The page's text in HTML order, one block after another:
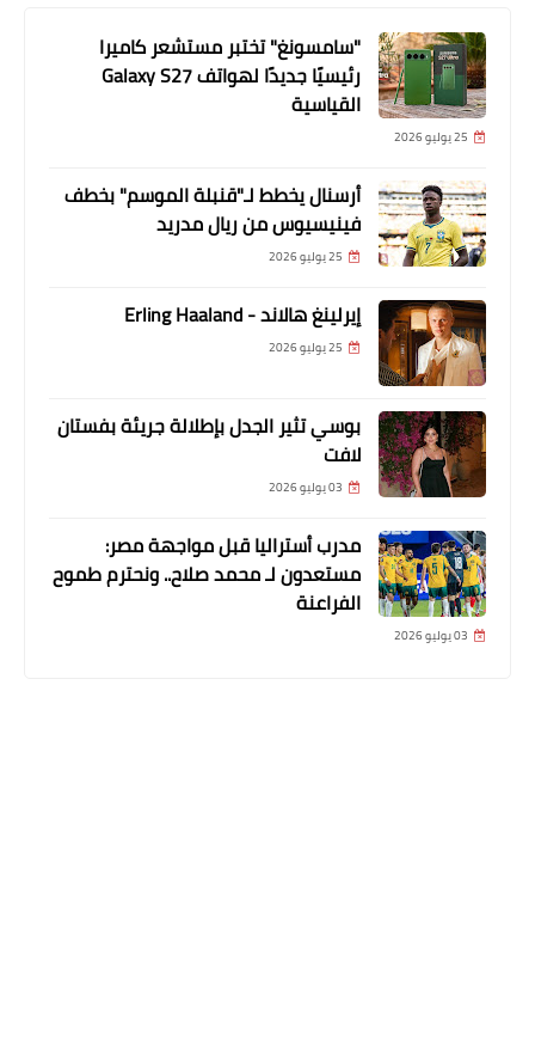
"سامسونغ" تختبر مستشعر كاميرا
رئيسيًا جديدًا لهواتف Galaxy S27
القياسية
25 يوليو 2026
أرسنال يخطط لـ"قنبلة الموسم" بخطف
فينيسيوس من ريال مدريد
25 يوليو 2026
إيرلينغ هالاند - Erling Haaland
25 يوليو 2026
بوسي تثير الجدل بإطلالة جريئة بفستان
لافت
03 يوليو 2026
مدرب أستراليا قبل مواجهة مصر:
مستعدون لـ محمد صلاح.. ونحترم طموح
الفراعنة
03 يوليو 2026